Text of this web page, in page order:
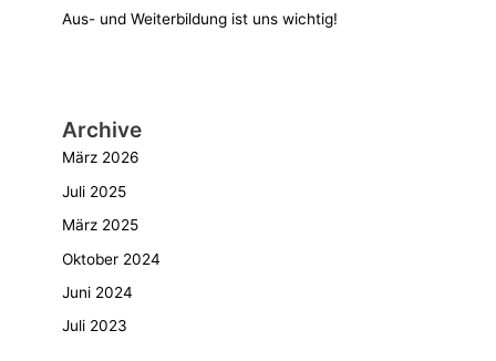
Aus- und Weiterbildung ist uns wichtig!
Archive
März 2026
Juli 2025
März 2025
Oktober 2024
Juni 2024
Juli 2023